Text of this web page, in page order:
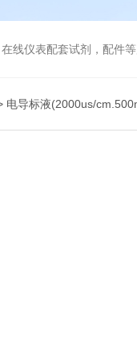
仪表配套试剂，配件等产
电导标液(2000us/